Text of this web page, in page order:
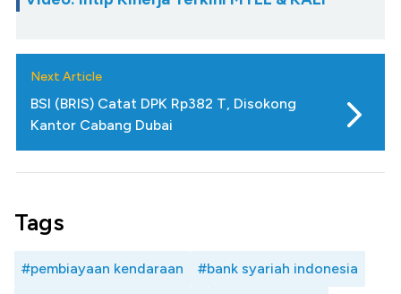
Next Article
BSI (BRIS) Catat DPK Rp382 T, Disokong
Kantor Cabang Dubai
Tags
#pembiayaan kendaraan #bank syariah indonesia